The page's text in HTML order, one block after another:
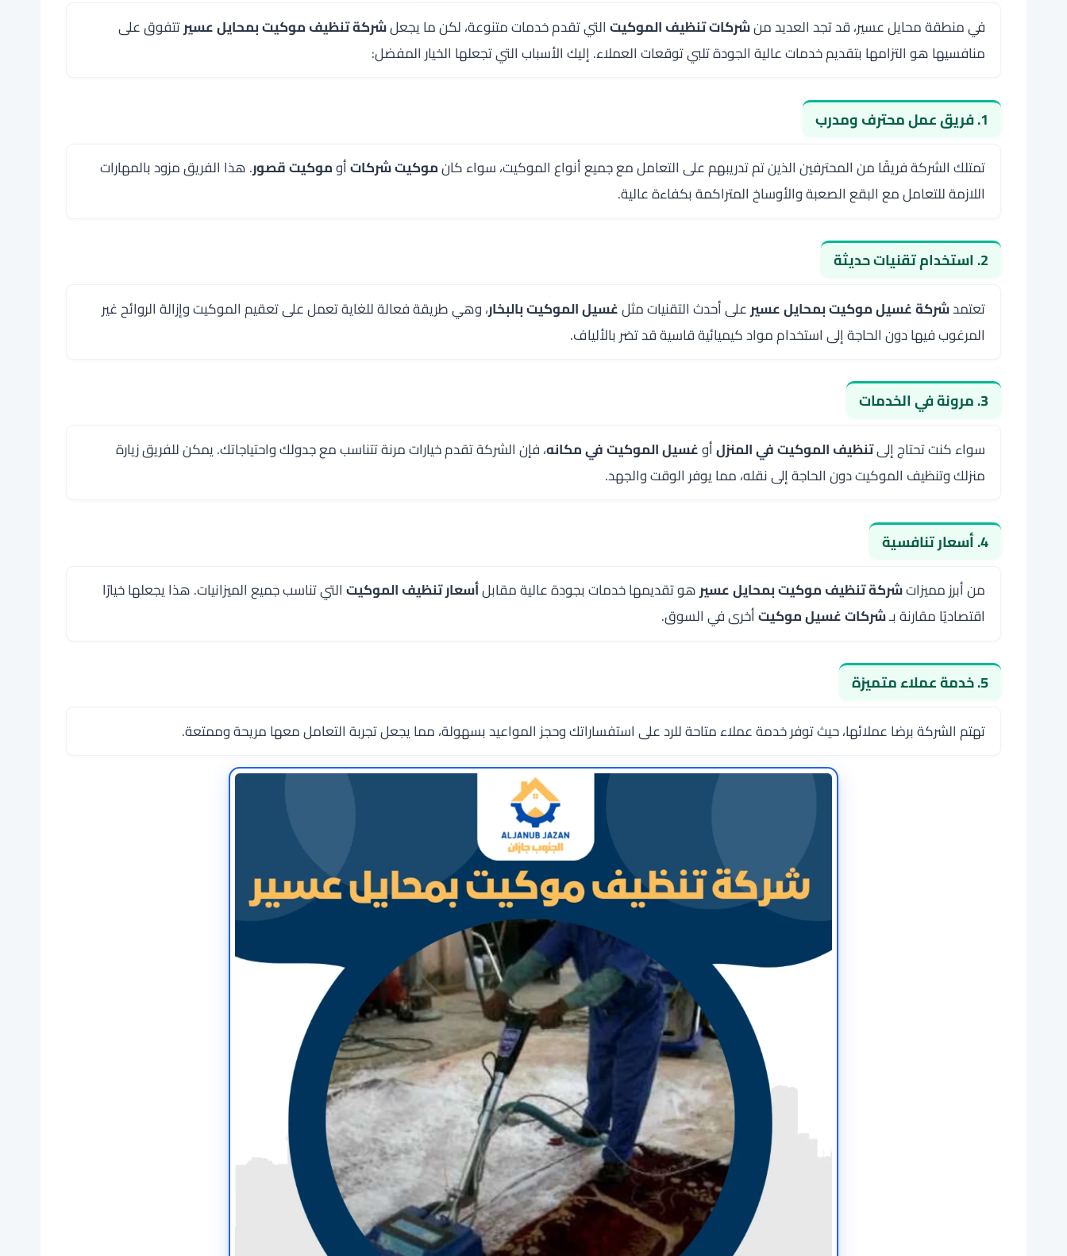
في منطقة محايل عسير، قد تجد العديد منشركات تنظيف الموكيتالتي تقدم خدمات متنوعة، لكن ما يجعلشركة تنظيف موكيت بمحايل عسيرتتفوق على
منافسيها هو التزامها بتقديم خدمات عالية الجودة تلبي توقعات العملاء. إليك الأسباب التي تجعلها الخيار المفضل:
1. فريق عمل محترف ومدرب
تمتلك الشركة فريقًا من المحترفين الذين تم تدريبهم على التعامل مع جميع أنواع الموكيت، سواء كانموكيت شركاتأوموكيت قصور. هذا الفريق مزود بالمهارات
اللازمة للتعامل مع البقع الصعبة والأوساخ المتراكمة بكفاءة عالية.
2. استخدام تقنيات حديثة
تعتمدشركة غسيل موكيت بمحايل عسيرعلى أحدث التقنيات مثلغسيل الموكيت بالبخار، وهي طريقة فعالة للغاية تعمل على تعقيم الموكيت وإزالة الروائح غير
المرغوب فيها دون الحاجة إلى استخدام مواد كيميائية قاسية قد تضر بالألياف.
3. مرونة في الخدمات
سواء كنت تحتاج إلىتنظيف الموكيت في المنزلأوغسيل الموكيت في مكانه، فإن الشركة تقدم خيارات مرنة تتناسب مع جدولك واحتياجاتك. يمكن للفريق زيارة
منزلك وتنظيف الموكيت دون الحاجة إلى نقله، مما يوفر الوقت والجهد.
4. أسعار تنافسية
من أبرز مميزاتشركة تنظيف موكيت بمحايل عسيرهو تقديمها خدمات بجودة عالية مقابلأسعار تنظيف الموكيتالتي تناسب جميع الميزانيات. هذا يجعلها خيارًا
اقتصاديًا مقارنة بـشركات غسيل موكيتأخرى في السوق.
5. خدمة عملاء متميزة
تهتم الشركة برضا عملائها، حيث توفر خدمة عملاء متاحة للرد على استفساراتك وحجز المواعيد بسهولة، مما يجعل تجربة التعامل معها مريحة وممتعة.